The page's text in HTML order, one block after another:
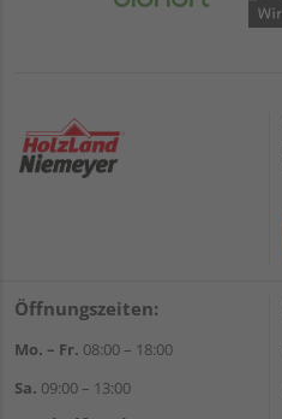
Öffnungszeiten:
Mo. – Fr. 08:00 – 18:00
Sa. 09:00 – 13:00